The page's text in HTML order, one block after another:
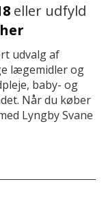
eller udfyld
udvalg af
lægemidler og
baby- og
Når du køber
Lyngby Svane